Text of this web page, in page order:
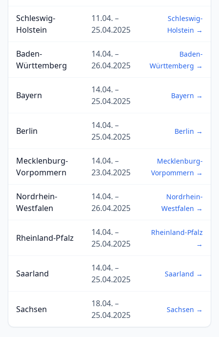
Schleswig-
Holstein
11.04. –
25.04.2025
Schleswig-
Holstein →
Baden-
Württemberg
14.04. –
26.04.2025
Baden-
Württemberg →
Bayern
14.04. –
25.04.2025
Bayern →
Berlin
14.04. –
25.04.2025
Berlin →
Mecklenburg-
Vorpommern
14.04. –
23.04.2025
Mecklenburg-
Vorpommern →
Nordrhein-
Westfalen
14.04. –
26.04.2025
Nordrhein-
Westfalen →
Rheinland-Pfalz
14.04. –
25.04.2025
Rheinland-Pfalz
→
Saarland
14.04. –
25.04.2025
Saarland →
Sachsen
18.04. –
25.04.2025
Sachsen →